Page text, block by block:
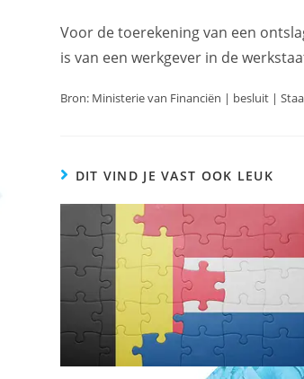
Voor de toerekening van een
is van een werkgever in de
Bron: Ministerie van Financiën | besluit |
DIT VIND JE VAST OOK LEUK